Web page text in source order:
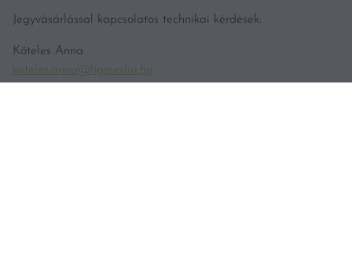
Jegyvásárlással kapcsolatos technikai kérdések:
Köteles Anna
koteles.anna@hgmedia.hu